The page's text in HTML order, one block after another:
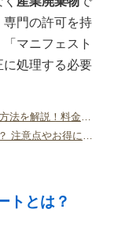
門の許可を持
マニフェスト
に処理する必要
トとは？